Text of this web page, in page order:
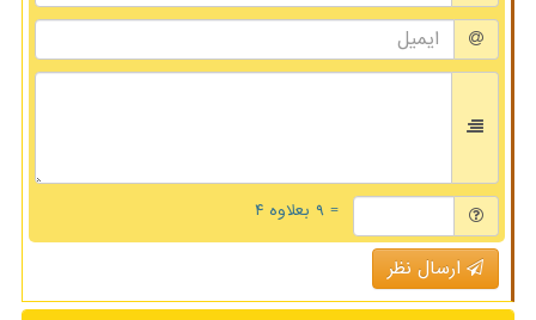
= ۹ بعلاوه ۴
ارسال نظر